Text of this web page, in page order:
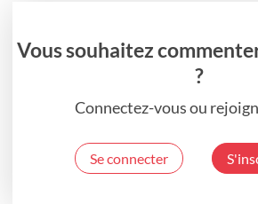
Vous souhaitez
?
Connectez-vous ou
Se connecter